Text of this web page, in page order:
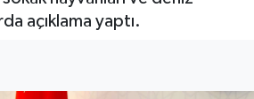
açıklama yaptı.